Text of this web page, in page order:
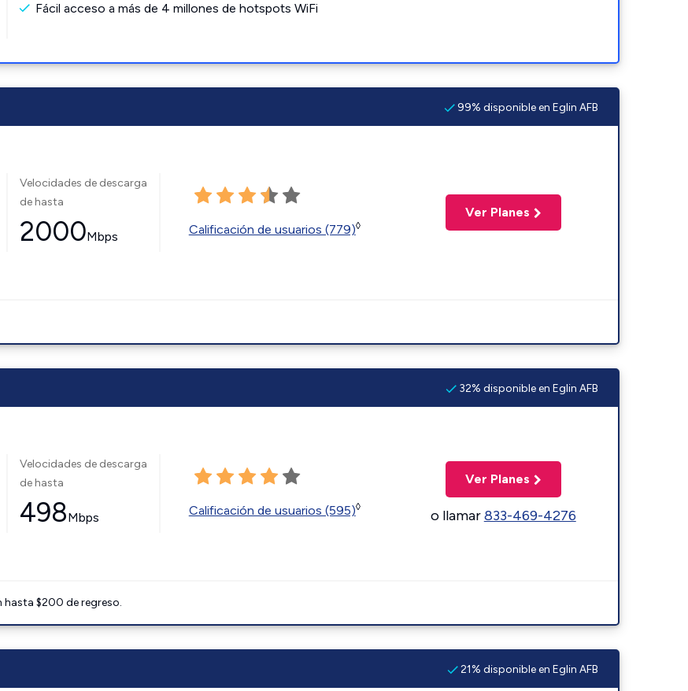
Fácil acceso a más de 4 millones de hotspots WiFi
99% disponible en Eglin AFB
Velocidades de descarga
de hasta
2000Mbps Calificación de usuarios (779)◊
Ver Planes
32% disponible en Eglin AFB
Velocidades de descarga
de hasta
498Mbps Calificación de usuarios (595)◊
Ver Planes
o llamar833-469-4276
hasta $200 de regreso.
21% disponible en Eglin AFB